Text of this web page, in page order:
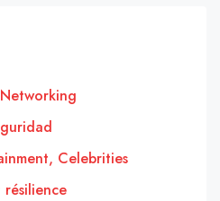
Celebrities